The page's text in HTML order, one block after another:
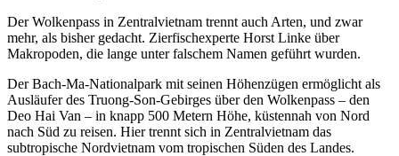
Der Wolkenpass in Zentralvietnam trennt auch Arten, und zwar
mehr, als bisher gedacht. Zierfischexperte Horst Linke über
Makropoden, die lange unter falschem Namen geführt wurden.
Der Bach-Ma-Nationalpark mit seinen Höhenzügen ermöglicht als
Ausläufer des Truong-Son-Gebirges über den Wolkenpass – den
Deo Hai Van – in knapp 500 Metern Höhe, küstennah von Nord
nach Süd zu reisen. Hier trennt sich in Zentralvietnam das
subtropische Nordvietnam vom tropischen Süden des Landes.